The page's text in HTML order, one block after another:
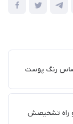
راه تشخیصش